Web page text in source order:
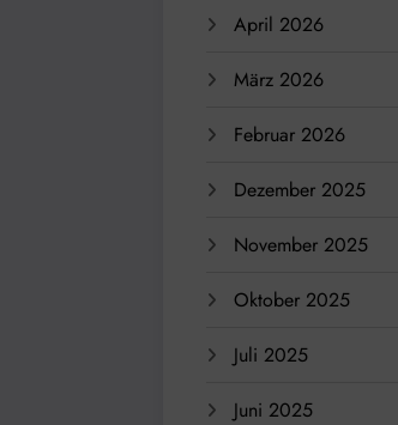
April 2026
März 2026
Februar 2026
Dezember 2025
November 2025
Oktober 2025
Juli 2025
Juni 2025